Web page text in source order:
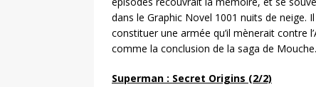
dans le Graphic Novel 1001 nuits de
constituer une armée qu’il mènerait contre
comme la conclusion de la saga de
Superman : Secret Origins (2/2)